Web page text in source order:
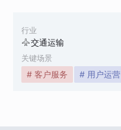
行业
交通运输
关键场景
# 客户服务 # 用户运营